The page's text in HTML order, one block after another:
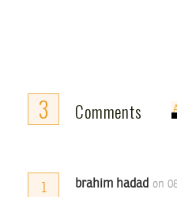
3 Comments
1 brahim hadad on